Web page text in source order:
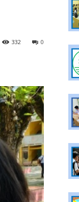
0
332